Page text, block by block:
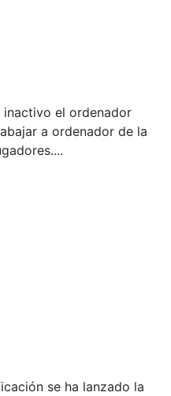
el ordenador
a ordenador de la
se ha lanzado la